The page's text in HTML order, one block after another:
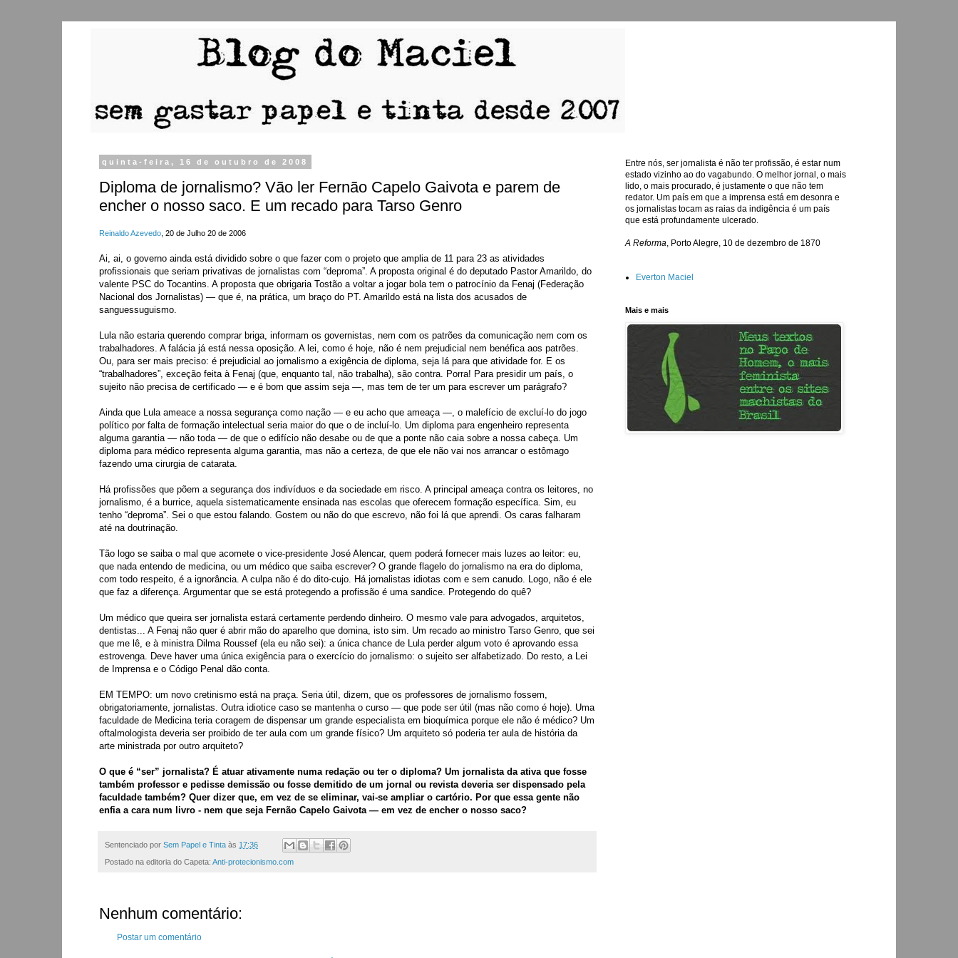
quinta-feira, 16 de outubro de 2008
Diploma de jornalismo? Vão ler Fernão Capelo Gaivota e parem de
encher o nosso saco. E um recado para Tarso Genro
Reinaldo Azevedo , 20 de Julho 20 de 2006
Ai, ai, o governo ainda está dividido sobre o que fazer com o projeto que amplia de 11 para 23 as atividades
profissionais que seriam privativas de jornalistas com “deproma”. A proposta original é do deputado Pastor Amarildo, do
valente PSC do Tocantins. A proposta que obrigaria Tostão a voltar a jogar bola tem o patrocínio da Fenaj (Federação
Nacional dos Jornalistas) — que é, na prática, um braço do PT. Amarildo está na lista dos acusados de
sanguessuguismo.
Lula não estaria querendo comprar briga, informam os governistas, nem com os patrões da comunicação nem com os
trabalhadores. A falácia já está nessa oposição. A lei, como é hoje, não é nem prejudicial nem benéfica aos patrões.
Ou, para ser mais preciso: é prejudicial ao jornalismo a exigência de diploma, seja lá para que atividade for. E os
“trabalhadores”, exceção feita à Fenaj (que, enquanto tal, não trabalha), são contra. Porra! Para presidir um país, o
sujeito não precisa de certificado — e é bom que assim seja —, mas tem de ter um para escrever um parágrafo?
Ainda que Lula ameace a nossa segurança como nação — e eu acho que ameaça —, o malefício de excluí-lo do jogo
político por falta de formação intelectual seria maior do que o de incluí-lo. Um diploma para engenheiro representa
alguma garantia — não toda — de que o edifício não desabe ou de que a ponte não caia sobre a nossa cabeça. Um
diploma para médico representa alguma garantia, mas não a certeza, de que ele não vai nos arrancar o estômago
fazendo uma cirurgia de catarata.
Há profissões que põem a segurança dos indivíduos e da sociedade em risco. A principal ameaça contra os leitores, no
jornalismo, é a burrice, aquela sistematicamente ensinada nas escolas que oferecem formação específica. Sim, eu
tenho “deproma”. Sei o que estou falando. Gostem ou não do que escrevo, não foi lá que aprendi. Os caras falharam
até na doutrinação.
Tão logo se saiba o mal que acomete o vice-presidente José Alencar, quem poderá fornecer mais luzes ao leitor: eu,
que nada entendo de medicina, ou um médico que saiba escrever? O grande flagelo do jornalismo na era do diploma,
com todo respeito, é a ignorância. A culpa não é do dito-cujo. Há jornalistas idiotas com e sem canudo. Logo, não é ele
que faz a diferença. Argumentar que se está protegendo a profissão é uma sandice. Protegendo do quê?
Um médico que queira ser jornalista estará certamente perdendo dinheiro. O mesmo vale para advogados, arquitetos,
dentistas... A Fenaj não quer é abrir mão do aparelho que domina, isto sim. Um recado ao ministro Tarso Genro, que sei
que me lê, e à ministra Dilma Roussef (ela eu não sei): a única chance de Lula perder algum voto é aprovando essa
estrovenga. Deve haver uma única exigência para o exercício do jornalismo: o sujeito ser alfabetizado. Do resto, a Lei
de Imprensa e o Código Penal dão conta.
EM TEMPO: um novo cretinismo está na praça. Seria útil, dizem, que os professores de jornalismo fossem,
obrigatoriamente, jornalistas. Outra idiotice caso se mantenha o curso — que pode ser útil (mas não como é hoje). Uma
faculdade de Medicina teria coragem de dispensar um grande especialista em bioquímica porque ele não é médico? Um
oftalmologista deveria ser proibido de ter aula com um grande físico? Um arquiteto só poderia ter aula de história da
arte ministrada por outro arquiteto?
O que é “ser” jornalista? É atuar ativamente numa redação ou ter o diploma? Um jornalista da ativa que fosse
também professor e pedisse demissão ou fosse demitido de um jornal ou revista deveria ser dispensado pela
faculdade também? Quer dizer que, em vez de se eliminar, vai-se ampliar o cartório. Por que essa gente não
enfia a cara num livro - nem que seja Fernão Capelo Gaivota — em vez de encher o nosso saco?
Sentenciado por Sem Papel e Tinta às 17:36
Postado na editoria do Capeta: Anti-protecionismo.com
Nenhum comentário:
Postar um comentário
Entre nós, ser jornalista é não ter profissão, é estar num
estado vizinho ao do vagabundo. O melhor jornal, o mais
lido, o mais procurado, é justamente o que não tem
redator. Um país em que a imprensa está em desonra e
os jornalistas tocam as raias da indigência é um país
que está profundamente ulcerado.
A Reforma, Porto Alegre, 10 de dezembro de 1870
Everton Maciel
Mais e mais